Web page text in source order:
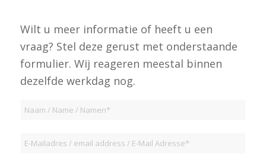
Wilt u meer informatie of heeft u een
vraag? Stel deze gerust met onderstaande
formulier. Wij reageren meestal binnen
dezelfde werkdag nog.